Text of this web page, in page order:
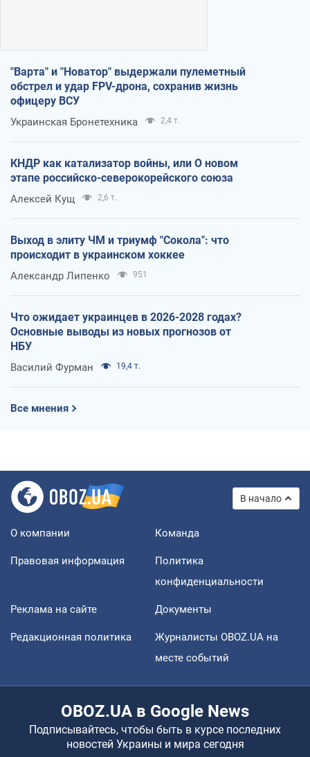
"Варта" и "Новатор" выдержали пулеметный
обстрел и удар FPV-дрона, сохранив жизнь
офицеру ВСУ
Украинская Бронетехника 2,4 т.
КНДР как катализатор войны, или О новом
этапе российско-северокорейского союза
Алексей Кущ 2,6 т.
Выход в элиту ЧМ и триумф "Сокола": что
происходит в украинском хоккее
Александр Липенко 951
Что ожидает украинцев в 2026-2028 годах?
Основные выводы из новых прогнозов от
НБУ
Василий Фурман 19,4 т.
Все мнения
В начало
О компании Команда
Правовая информация
Политика
конфиденциальности
Реклама на сайте Документы
Редакционная политика
Журналисты OBOZ.UA на
месте событий
OBOZ.UA в Google News
Подписывайтесь, чтобы быть в курсе последних
новостей Украины и мира сегодня